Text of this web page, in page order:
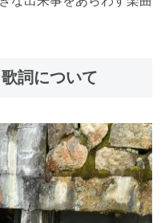
詞について